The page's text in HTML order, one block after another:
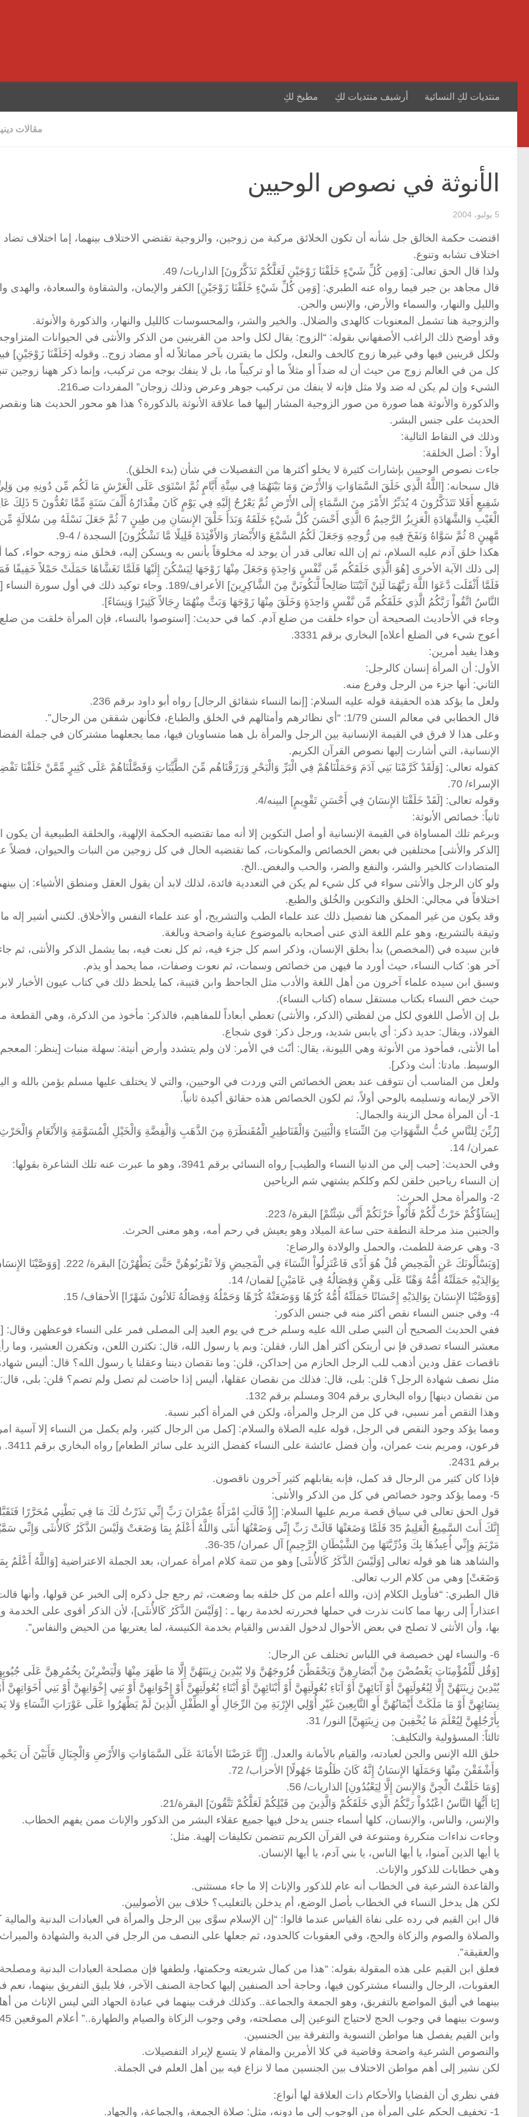
منتديات لكِ النسائية أرشيف منتديات لكِ مطبخ لكِ
مقالات
الأنوثة في نصوص الوحيين
5 يوليو، 2004
اقتضت حكمة الخالق جل شأنه أن تكون الخلائق مركبة من زوجين، والزوجية تقتضي الاختلاف بينهما، إما اختلاف تضاد
اختلاف تشابه وتنوع.
ولذا قال الحق تعالى: [وَمِن كُلِّ شَيْءٍ خَلَقْنَا زَوْجَيْنِ لَعَلَّكُمْ تَذَكَّرُونَ] الذاريات/ 49.
قال مجاهد بن جبر فيما رواه عنه الطبري: [وَمِن كُلِّ شَيْءٍ خَلَقْنَا زَوْجَيْنِ] الكفر والإيمان، والشقاوة والسعادة، والهدى
والليل والنهار، والسماء والأرض، والإنس والجن.
والزوجية هنا تشمل المعنويات كالهدى والضلال. والخير والشر، والمحسوسات كالليل والنهار، والذكورة والأنوثة.
وقد أوضح ذلك الراغب الأصفهاني بقوله: “الزوج: يقال لكل واحد من القرينين من الذكر والأنثى في الحيوانات
ولكل قرينين فيها وفي غيرها زوج كالخف والنعل، ولكل ما يقترن بآخر مماثلاً له أو مضاد زوج.. وقوله [خَلَقْنَا زَوْجَيْنِ]
كل من في العالم زوج من حيث أن له ضداً أو مثلاً ما أو تركيباً ما، بل لا ينفك بوجه من تركيب، وإنما ذكر ههنا زوجين
الشيء وإن لم يكن له ضد ولا مثل فإنه لا ينفك من تركيب جوهر وعرض وذلك زوجان” المفردات صـ216.
والذكورة والأنوثة هما صورة من صور الزوجية المشار إليها فما علاقة الأنوثة بالذكورة؟ هذا هو محور الحديث هنا ونقصر
الحديث على جنس البشر.
وذلك في النقاط التالية:
أولاً : أصل الخلقة:
جاءت نصوص الوحيين بإشارات كثيرة لا يخلو أكثرها من التفصيلات في شأن (بدء الخلق).
قال سبحانه: [اللَّهُ الَّذِي خَلَقَ السَّمَاوَاتِ وَالأَرْضَ وَمَا بَيْنَهُمَا فِي سِتَّةِ أَيَّامٍ ثُمَّ اسْتَوَى عَلَى الْعَرْشِ مَا لَكُم مِّن دُونِهِ مِن
شَفِيعٍ أَفَلا تَتَذَكَّرُونَ 4 يُدَبِّرُ الأَمْرَ مِنَ السَّمَاءِ إِلَى الأَرْضِ ثُمَّ يَعْرُجُ إِلَيْهِ فِي يَوْمٍ كَانَ
الْغَيْبِ وَالشَّهَادَةِ الْعَزِيزُ الرَّحِيمُ 6 الَّذِي أَحْسَنَ كُلَّ شَيْءٍ خَلَقَهُ وَبَدَأَ خَلْقَ الإِنسَانِ مِن طِينٍ 7 ثُمَّ جَعَلَ نَسْلَهُ
مَّهِينٍ 8 ثُمَّ سَوَّاهُ وَنَفَخَ فِيهِ مِن رُّوحِهِ وَجَعَلَ لَكُمُ السَّمْعَ وَالأَبْصَارَ وَالأَفْئِدَةَ قَلِيلًا مَّا تَشْكُرُونَ] السجدة / 4-9.
هكذا خلق آدم عليه السلام، ثم إن الله تعالى قدر أن يوجد له مخلوقاً يأنس به ويسكن إليه، فخلق منه زوجه حواء،
إلى ذلك الآية الأخرى [هُوَ الَّذِي خَلَقَكُم مِّن نَّفْسٍ وَاحِدَةٍ وَجَعَلَ مِنْهَا زَوْجَهَا لِيَسْكُنَ إِلَيْهَا فَلَمَّا تَغَشَّاهَا حَمَلَتْ حَمْلاً خَفِيفًا
فَلَمَّا أَثْقَلَت دَّعَوَا اللَّهَ رَبَّهُمَا لَئِنْ آتَيْتَنَا صَالِحاً لَّنَكُونَنَّ مِنَ الشَّاكِرِينَ] الأعراف/189. وجاء توكيد ذلك في أول سورة
النَّاسُ اتَّقُواْ رَبَّكُمُ الَّذِي خَلَقَكُم مِّن نَّفْسٍ وَاحِدَةٍ وَخَلَقَ مِنْهَا زَوْجَهَا وَبَثَّ مِنْهُمَا رِجَالاً كَثِيرًا وَنِسَاءً].
وجاء في الأحاديث الصحيحة أن حواء خلقت من ضلع آدم. كما في حديث: [استوصوا بالنساء، فإن المرأة خلقت من
أعوج شيء في الضلع أعلاه] البخاري برقم 3331.
وهذا يفيد أمرين:
الأول: أن المرأة إنسان كالرجل:
الثاني: أنها جزء من الرجل وفرع منه.
ولعل ما يؤكد هذه الحقيقة قوله عليه السلام: [إنما النساء شقائق الرجال] رواه أبو داود برقم 236.
قال الخطابي في معالم السنن 1/79: “أي نظائرهم وأمثالهم في الخلق والطباع، فكأنهن شققن من الرجال”.
وعلى هذا لا فرق في القيمة الإنسانية بين الرجل والمرأة بل هما متساويان فيها، مما يجعلهما مشتركان في جملة
الإنسانية، التي أشارت إليها نصوص القرآن الكريم.
كقوله تعالى: [وَلَقَدْ كَرَّمْنَا بَنِي آدَمَ وَحَمَلْنَاهُمْ فِي الْبَرِّ وَالْبَحْرِ وَرَزَقْنَاهُم مِّنَ الطَّيِّبَاتِ وَفَضَّلْنَاهُمْ عَلَى كَثِيرٍ مِّمَّنْ خَلَقْنَا
الإسراء/ 70.
وقوله تعالى: [لَقَدْ خَلَقْنَا الإِنسَانَ فِي أَحْسَنِ تَقْوِيمٍ] البينه/4.
ثانياً: خصائص الأنوثة:
وبرغم تلك المساواة في القيمة الإنسانية أو أصل التكوين إلا أنه مما تقتضيه الحكمة الإلهية، والخلقة الطبيعية أن يكون
[الذكر والأنثى] مختلفين في بعض الخصائص والمكونات، كما تقتضيه الحال في كل زوجين من النبات والحيوان، فضلاً
المتضادات كالخير والشر، والنفع والضر، والحب والبغض..الخ.
ولو كان الرجل والأنثى سواء في كل شيء لم يكن في التعددية فائدة، لذلك لابد أن يقول العقل ومنطق الأشياء: إن
اختلافاً في مجالي: الخلق والتكوين والخُلق والطبع.
وقد يكون من غير الممكن هنا تفصيل ذلك عند علماء الطب والتشريح، أو عند علماء النفس والأخلاق. لكنني أشير إله
وثيقة بالتشريع، وهو علم اللغة الذي عنى أصحابه بالموضوع عناية واضحة وبالغة.
فابن سيده في (المخصص) بدأ بخلق الإنسان، وذكر اسم كل جزء فيه، ثم كل نعت فيه، بما يشمل الذكر والأنثى، ثم
آخر هو: كتاب النساء، حيث أورد ما فيهن من خصائص وسمات، ثم نعوت وصفات، مما يحمد أو يذم.
وسبق ابن سيده علماء آخرون من أهل اللغة والأدب مثل الجاحظ وابن قتيبة، كما يلحظ ذلك في كتاب عيون الأخبار لابن
حيث خص النساء بكتاب مستقل سماه (كتاب النساء).
بل إن الأصل اللغوي لكل من لفظتي (الذكر، والأنثى) تعطي أبعاداً للمفاهيم، فالذكر: مأخوذ من الذكرة، وهي القطعة
الفولاذ، ويقال: حديد ذكر: أي يابس شديد، ورجل ذكر: قوي شجاع.
أما الأنثى، فمأخوذ من الأنوثة وهي الليونة، يقال: أنّث في الأمر: لان ولم يتشدد وأرض أنيثة: سهلة منبات [ينظر: المعجم
الوسيط. مادتا: أنث وذكر].
ولعل من المناسب أن نتوقف عند بعض الخصائص التي وردت في الوحيين، والتي لا يختلف عليها مسلم يؤمن بالله و
الآخر لإيمانه وتسليمه بالوحي أولاً، ثم لكون الخصائص هذه حقائق أكيدة ثانياً.
1- أن المرأة محل الزينة والجمال:
[زُيِّنَ لِلنَّاسِ حُبُّ الشَّهَوَاتِ مِنَ النِّسَاءِ وَالْبَنِينَ وَالْقَنَاطِيرِ الْمُقَنطَرَةِ مِنَ الذَّهَبِ وَالْفِضَّةِ وَالْخَيْلِ الْمُسَوَّمَةِ وَالأَنْعَامِ
عمران/ 14.
وفي الحديث: [حبب إلي من الدنيا النساء والطيب] رواه النسائي برقم 3941، وهو ما عبرت عنه تلك الشاعرة بقولها:
إن النساء رياحين خلقن لكم وكلكم يشتهي شم الرياحين
2- والمرأة محل الحرث:
[نِسَآؤُكُمْ حَرْثٌ لَّكُمْ فَأْتُواْ حَرْثَكُمْ أَنَّى شِئْتُمْ] البقرة/ 223.
والجنين منذ مرحلة النطفة حتى ساعة الميلاد وهو يعيش في رحم أمه، وهو معنى الحرث.
3- وهي عرضة للطمث، والحمل والولادة والرضاع:
[وَيَسْأَلُونَكَ عَنِ الْمَحِيضِ قُلْ هُوَ أَذًى فَاعْتَزِلُواْ النِّسَاءَ فِي الْمَحِيضِ وَلاَ تَقْرَبُوهُنَّ حَتَّىَ يَطْهُرْنَ] البقرة/ 222.
بِوَالِدَيْهِ حَمَلَتْهُ أُمُّهُ وَهْنًا عَلَى وَهْنٍ وَفِصَالُهُ فِي عَامَيْنِ] لقمان/ 14.
[وَوَصَّيْنَا الإِنسَانَ بِوَالِدَيْهِ إِحْسَانًا حَمَلَتْهُ أُمُّهُ كُرْهًا وَوَضَعَتْهُ كُرْهًا وَحَمْلُهُ وَفِصَالُهُ ثَلاثُونَ شَهْرًا] الأحقاف/ 15.
4- وفي جنس النساء نقص أكثر منه في جنس الذكور:
ففي الحديث الصحيح أن النبي صلى الله عليه وسلم خرج في يوم العيد إلى المصلى فمر على النساء فوعظهن وقال:
معشر النساء تصدقن فإ ني أريتكن أكثر أهل النار، فقلن: وبم يا رسول الله، قال: تكثرن اللعن، وتكفرن العشير، وما
ناقصات عقل ودين أذهب للب الرجل الحازم من إحداكن، قلن: وما نقصان ديننا وعقلنا يا رسول الله؟ قال: أليس
مثل نصف شهادة الرجل؟ قلن: بلى، قال: فذلك من نقصان عقلها، أليس إذا حاضت لم تصل ولم تصم؟ قلن: بلى،
من نقصان دينها] رواه البخاري برقم 304 ومسلم برقم 132.
وهذا النقص أمر نسبي، في كل من الرجل والمرأة، ولكن في المرأة أكبر نسبة.
ومما يؤكد وجود النقص في الرجل، قوله عليه الصلاة والسلام: [كمل من الرجال كثير، ولم يكمل من النساء إلا آسية
فرعون، ومريم
برقم 2431.
فإذا كان كثير من الرجال قد كمل، فإنه يقابلهم كثير آخرون ناقصون.
5- ومما يؤكد وجود خصائص في كل من الذكر والأنثى:
قول الحق تعالى في سياق قصة مريم عليها السلام: [إِذْ قَالَتِ امْرَأَةُ عِمْرَانَ رَبِّ إِنِّي نَذَرْتُ لَكَ مَا فِي بَطْنِي مُحَرَّرًا
إِنَّكَ أَنتَ السَّمِيعُ الْعَلِيمُ 35 فَلَمَّا وَضَعَتْهَا قَالَتْ رَبِّ إِنِّي وَضَعْتُهَا أُنثَى وَاللَّهُ أَعْلَمُ بِمَا وَضَعَتْ وَلَيْسَ الذَّكَرُ كَالأُنثَى وَإِنِّي
مَرْيَمَ وِإِنِّي أُعِيذُهَا بِكَ وَذُرِّيَّتَهَا مِنَ الشَّيْطَانِ الرَّجِيمِ] آل عمران/ 35-36.
والشاهد هنا هو قوله تعالى [وَلَيْسَ الذَّكَرُ كَالأُنثَى] وهو من تتمة كلام امرأة عمران، بعد الجملة الاعتراضية [وَاللَّهُ أَعْلَمُ
وَضَعَتْ] وهي من كلام الرب تعالى.
قال الطبري: “فتأويل الكلام إذن، والله أعلم من كل خلقه بما وضعت، ثم رجع جل ذكره إلى الخبر عن قولها، وأنها
اعتذاراً إلى ربها مما كانت نذرت في حملها فحررته لخدمة ربها ـ : [وَلَيْسَ الذَّكَرُ كَالأُنثَى]، لأن الذكر أقوى على الخدمة
بها، وأن الأنثى لا تصلح في بعض الأحوال لدخول القدس والقيام بخدمة الكنيسة، لما يعتريها من الحيض والنفاس”.
6- والنساء لهن خصيصة في اللباس تختلف عن الرجال:
[وَقُل لِّلْمُؤْمِنَاتِ يَغْضُضْنَ مِنْ أَبْصَارِهِنَّ وَيَحْفَظْنَ فُرُوجَهُنَّ وَلا يُبْدِينَ زِينَتَهُنَّ إِلَّا مَا ظَهَرَ مِنْهَا وَلْيَضْرِبْنَ بِخُمُرِهِنَّ عَلَى
يُبْدِينَ زِينَتَهُنَّ إِلَّا لِبُعُولَتِهِنَّ أَوْ آبَائِهِنَّ أَوْ آبَاءِ بُعُولَتِهِنَّ أَوْ أَبْنَائِهِنَّ أَوْ أَبْنَاءِ بُعُولَتِهِنَّ أَوْ إِخْوَانِهِنَّ أَوْ بَنِي إِخْوَانِهِنَّ أَوْ بَنِي أَخَوَاتِهِنَّ
نِسَائِهِنَّ أَوْ مَا مَلَكَتْ أَيْمَانُهُنَّ أَوِ التَّابِعِينَ غَيْرِ أُوْلِي الإِرْبَةِ مِنَ الرِّجَالِ أَوِ الطِّفْلِ الَّذِينَ لَمْ يَظْهَرُوا عَلَى عَوْرَاتِ النِّسَاءِ وَلا
بِأَرْجُلِهِنَّ لِيُعْلَمَ مَا يُخْفِينَ مِن زِينَتِهِنَّ] النور/ 31.
ثالثاً: المسؤولية والتكليف:
خلق الله الإنس والجن لعبادته، والقيام بالأمانة والعدل. [إِنَّا عَرَضْنَا الأَمَانَةَ عَلَى السَّمَاوَاتِ وَالأَرْضِ وَالْجِبَالِ فَأَبَيْنَ أَن
وَأَشْفَقْنَ مِنْهَا وَحَمَلَهَا الإِنسَانُ إِنَّهُ كَانَ ظَلُومًا جَهُولًا] الأحزاب/ 72.
[وَمَا خَلَقْتُ الْجِنَّ وَالإِنسَ إِلَّا لِيَعْبُدُونِ] الذاريات/ 56.
[يَا أَيُّهَا النَّاسُ اعْبُدُواْ رَبَّكُمُ الَّذِي خَلَقَكُمْ وَالَّذِينَ مِن قَبْلِكُمْ لَعَلَّكُمْ تَتَّقُونَ] البقرة/21.
والإنس، والناس، والإنسان، كلها أسماء جنس يدخل فيها جميع عقلاء البشر من الذكور والإناث ممن يفهم الخطاب.
وجاءت نداءات متكررة ومتنوعة في القرآن الكريم تتضمن تكليفات إلهية. مثل:
يا أيها الذين آمنوا، يا أيها الناس، يا بني آدم، يا أيها الإنسان.
وهي خطابات للذكور والإناث.
والقاعدة الشرعية في الخطاب أنه عام للذكور والإناث إلا ما جاء مستثنى.
لكن هل يدخل النساء في الخطاب بأصل الوضع، أم يدخلن بالتغليب؟ خلاف بين الأصوليين.
قال ابن القيم في رده على نفاة القياس عندما قالوا: “إن الإسلام سوَّى بين الرجل والمرأة في العبادات البدنية والمالية
والصلاة والصوم والزكاة والحج، وفي العقوبات كالحدود، ثم جعلها على النصف من الرجل في الدية والشهادة والميراث
والعقيقة”.
فعلق ابن القيم على هذه المقولة بقوله: “هذا من كمال شريعته وحكمتها، ولطفها فإن مصلحة العبادات البدنية ومصلحة
العقوبات، الرجال والنساء مشتركون فيها، وحاجة أحد الصنفين إليها كحاجة الصنف الآخر، فلا يليق التفريق بينهما،
بينهما في أليق المواضع بالتفريق، وهو الجمعة والجماعة.. وكذلك فرقت بينهما في عبادة الجهاد التي ليس الإناث من
وسوت بينهما في وجوب الحج لاحتياج النوعين إلى مصلحته، وفي وجوب الزكاة والصيام والطهارة..” أعلام الموقعين 2/145.
وابن القيم يفصل هنا مواطن التسوية والتفرقة بين الجنسين.
والنصوص الشرعية واضحة وقاضية في كلا الأمرين والمقام لا يتسع لإيراد التفصيلات.
لكن نشير إلى أهم مواطن الاختلاف بين الجنسين مما لا نزاع فيه بين أهل العلم في الجملة.
ففي نظري أن القضايا والأحكام ذات العلاقة لها أنواع:
1- تخفيف الحكم على المرأة من الوجوب إلى ما دونه، مثل: صلاة الجمعة، والجماعة، والجهاد.